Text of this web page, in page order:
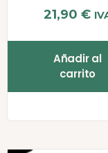
21,90 €
Añadir al
carrito